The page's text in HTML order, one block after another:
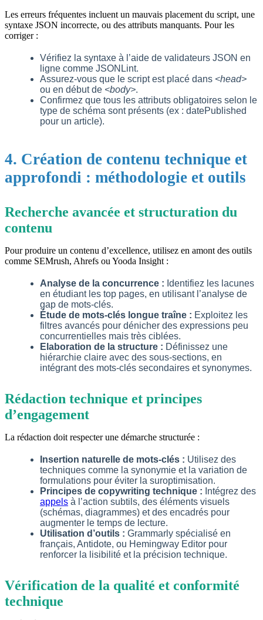
Les erreurs fréquentes incluent un mauvais placement du script, une
syntaxe JSON incorrecte, ou des attributs manquants. Pour les
corriger :
Vérifiez la syntaxe à l’aide de validateurs JSON en
ligne comme JSONLint.
Assurez-vous que le script est placé dans <head>
ou en début de <body>.
Confirmez que tous les attributs obligatoires selon le
type de schéma sont présents (ex : datePublished
pour un article).
4. Création de contenu technique et
approfondi : méthodologie et outils
Recherche avancée et structuration du
contenu
Pour produire un contenu d’excellence, utilisez en amont des outils
comme SEMrush, Ahrefs ou Yooda Insight :
Analyse de la concurrence : Identifiez les lacunes
en étudiant les top pages, en utilisant l’analyse de
gap de mots-clés.
Étude de mots-clés longue traîne : Exploitez les
filtres avancés pour dénicher des expressions peu
concurrentielles mais très ciblées.
Elaboration de la structure : Définissez une
hiérarchie claire avec des sous-sections, en
intégrant des mots-clés secondaires et synonymes.
Rédaction technique et principes
d’engagement
La rédaction doit respecter une démarche structurée :
Insertion naturelle de mots-clés : Utilisez des
techniques comme la synonymie et la variation de
formulations pour éviter la suroptimisation.
Principes de copywriting technique : Intégrez des
appels à l’action subtils, des éléments visuels
(schémas, diagrammes) et des encadrés pour
augmenter le temps de lecture.
Utilisation d’outils : Grammarly spécialisé en
français, Antidote, ou Hemingway Editor pour
renforcer la lisibilité et la précision technique.
Vérification de la qualité et conformité
technique